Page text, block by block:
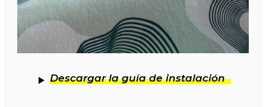
Descargar la guía de instalación